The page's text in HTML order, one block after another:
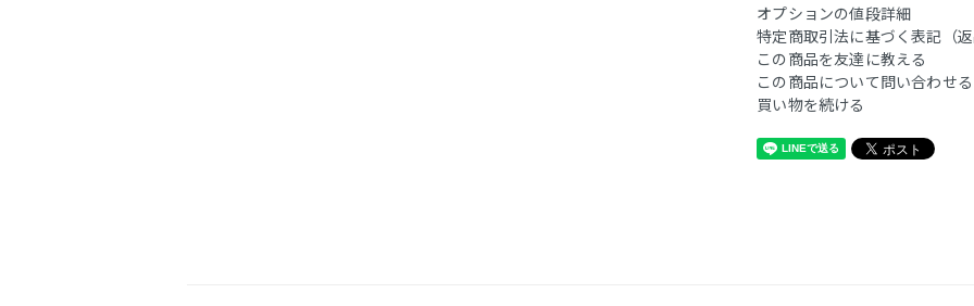
オプションの値段詳細
特定商取引法に基づく表記（
この商品を友達に教える
この商品について問い合わせる
買い物を続ける